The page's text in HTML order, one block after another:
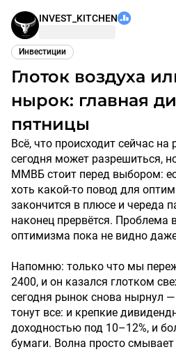
INVEST_KITCHEN
Инвестиции
Глоток воздуха или новый
нырок: главная
пятницы
Всё, что происходит сейчас на российском рынке,
сегодня может разрешиться,
ММВБ стоит перед выбором:
хоть какой-то повод для
закончится в плюсе и череда
наконец прервётся. Проблема
оптимизма пока не видно
Напомню: только что мы
2400, и он казался глотком
сегодня рынок снова нырнул
тонут все: и крепкие
доходностью под 10–12%, и
бумаги. Волна просто смывает